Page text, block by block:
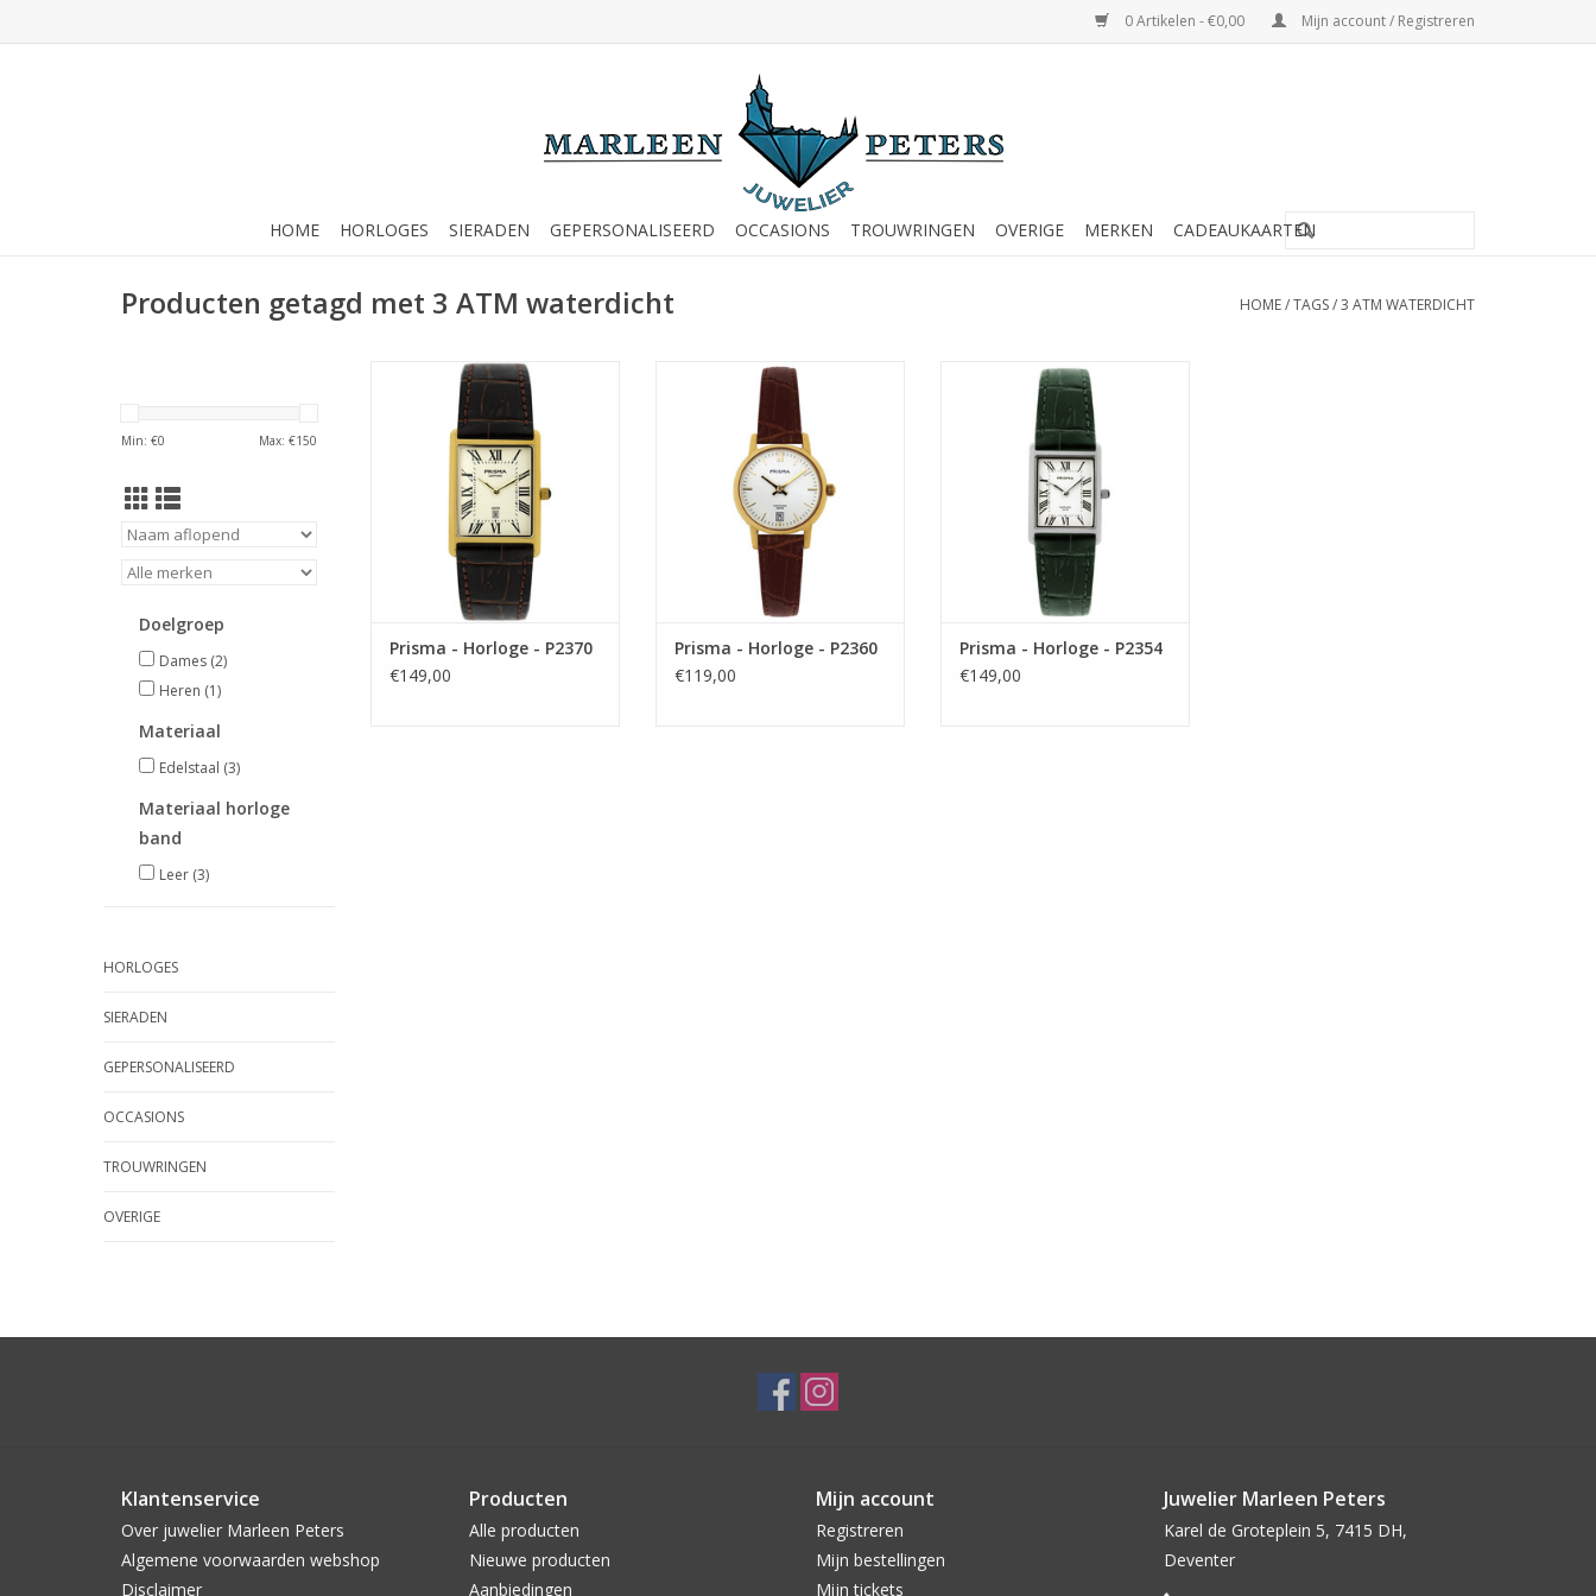
0 Artikelen - €0,00 Mijn account / Registreren
HOME HORLOGES SIERADEN GEPERSONALISEERD OCCASIONS TROUWRINGEN OVERIGE MERKEN CADEAUKAARTEN
Producten getagd met 3 ATM waterdicht HOME/TAGS/3 ATM WATERDICHT
Min: €0 Max: €150
Doelgroep
Dames (2)
Heren (1)
Materiaal
Edelstaal (3)
Materiaal horloge
band
Leer (3)
HORLOGES
SIERADEN
GEPERSONALISEERD
OCCASIONS
TROUWRINGEN
OVERIGE
Prisma Prisma - Horloge - P2370
TOEVOEGEN AAN WINKELWAGEN
Prisma - Horloge - P2370
€149,00
Prisma Prisma - Horloge - P2360
TOEVOEGEN AAN WINKELWAGEN
Prisma - Horloge - P2360
€119,00
Prisma Prisma - Horloge - P2354
TOEVOEGEN AAN WINKELWAGEN
Prisma - Horloge - P2354
€149,00
Klantenservice
Over juwelier Marleen Peters
Algemene voorwaarden webshop
Disclaimer
Producten
Alle producten
Nieuwe producten
Aanbiedingen
Mijn account
Registreren
Mijn bestellingen
Mijn tickets
Juwelier Marleen Peters
Karel de Groteplein 5, 7415 DH,
Deventer